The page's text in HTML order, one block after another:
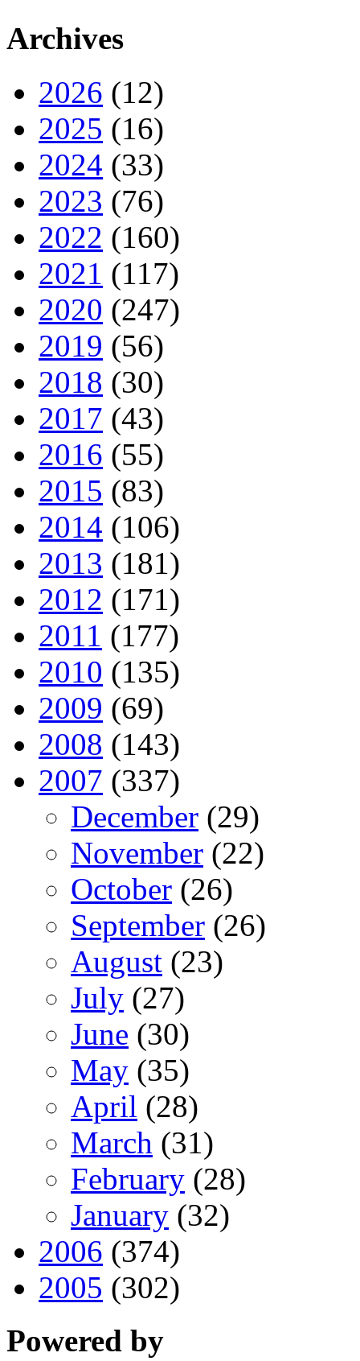
Archives
2026 (12)
2025 (16)
2024 (33)
2023 (76)
2022 (160)
2021 (117)
2020 (247)
2019 (56)
2018 (30)
2017 (43)
2016 (55)
2015 (83)
2014 (106)
2013 (181)
2012 (171)
2011 (177)
2010 (135)
2009 (69)
2008 (143)
2007 (337)
December (29)
November (22)
October (26)
September (26)
August (23)
July (27)
June (30)
May (35)
April (28)
March (31)
February (28)
January (32)
2006 (374)
2005 (302)
Powered by